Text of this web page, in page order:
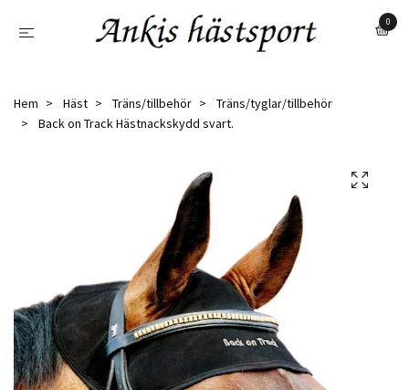
0
Hem Häst Träns/tillbehör
Träns/tyglar/tillbehör
Back on Track Hästnackskydd svart.